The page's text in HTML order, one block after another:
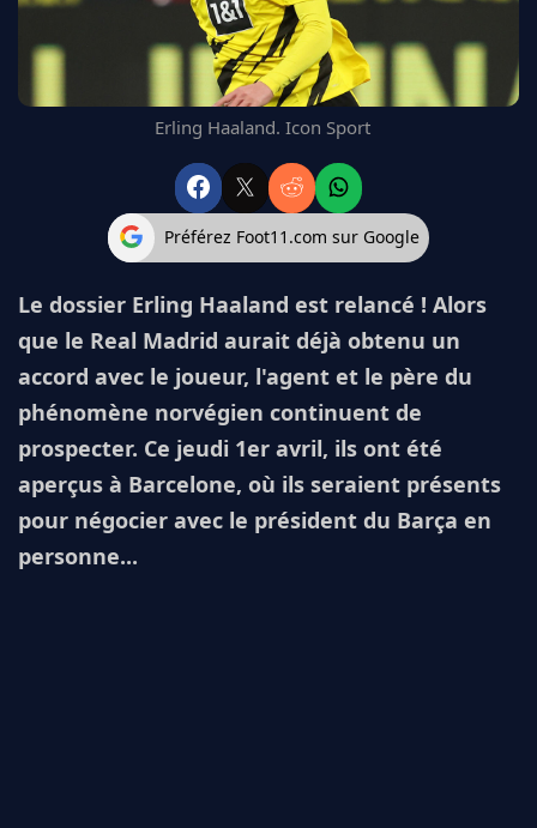
CHELSEA
ARSENAL
Erling Haaland. Icon Sport
Préférez Foot11.com sur Google
Le dossier Erling Haaland est relancé ! Alors
que le Real Madrid aurait déjà obtenu un
accord avec le joueur, l'agent et le père du
phénomène norvégien continuent de
prospecter. Ce jeudi 1er avril, ils ont été
aperçus à Barcelone, où ils seraient présents
pour négocier avec le président du Barça en
personne...